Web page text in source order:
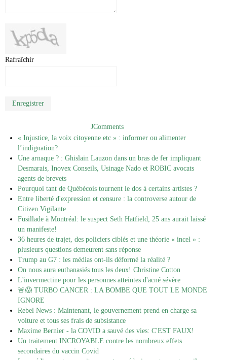
Rafraîchir
Enregistrer
JComments
« Injustice, la voix citoyenne etc » : informer ou alimenter
l’indignation?
Une arnaque ? : Ghislain Lauzon dans un bras de fer impliquant
Desmarais, Inovex Conseils, Usinage Nado et ROBIC avocats
agents de brevets
Pourquoi tant de Québécois tournent le dos à certains artistes ?
Entre liberté d'expression et censure : la controverse autour de
Citizen Vigilante
Fusillade à Montréal: le suspect Seth Hatfield, 25 ans aurait laissé
un manifeste!
36 heures de trajet, des policiers ciblés et une théorie « incel » :
plusieurs questions demeurent sans réponse
Trump au G7 : les médias ont-ils déformé la réalité ?
On nous aura euthanasiés tous les deux! Christine Cotton
L'invermectine pour les personnes atteintes d'acné sévère
🚨😱 TURBO CANCER : LA BOMBE QUE TOUT LE MONDE
IGNORE
Rebel News : Maintenant, le gouvernement prend en charge sa
voiture et tous ses frais de subsistance
Maxime Bernier - la COVID a sauvé des vies: C'EST FAUX!
Un traitement INCROYABLE contre les nombreux effets
secondaires du vaccin Covid